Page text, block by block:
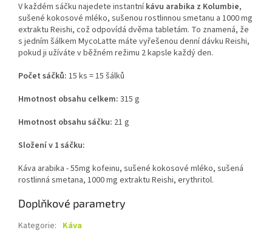
V každém sáčku najedete instantníkávu arabika z Kolumbie,
sušené kokosové mléko, sušenou rostlinnou smetanu a 1000 mg
extraktu Reishi, což odpovídá dvěma tabletám. To znamená, že
s jedním šálkem MycoLatte máte vyřešenou denní dávku Reishi,
pokud ji užíváte v běžném režimu 2 kapsle každý den.
Počet sáčků: 15 ks = 15 šálků
Hmotnost obsahu celkem: 315 g
Hmotnost obsahu sáčku: 21 g
Složení v 1 sáčku:
Káva arabika - 55mg kofeinu, sušené kokosové mléko, sušená
rostlinná smetana, 1000 mg extraktu Reishi, erythritol.
Doplňkové parametry
Kategorie: Káva